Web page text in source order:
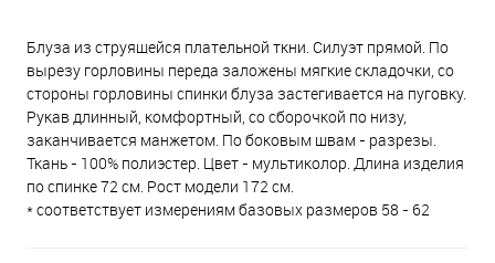
Блуза из струящейся плательной ткни. Силуэт прямой. По
вырезу горловины переда заложены мягкие складочки, со
стороны горловины спинки блуза застегивается на пуговку.
Рукав длинный, комфортный, со сборочкой по низу,
заканчивается манжетом. По боковым швам - разрезы.
Ткань - 100% полиэстер. Цвет - мультиколор. Длина изделия
по спинке 72 см. Рост модели 172 см.
* соответствует измерениям базовых размеров 58 - 62